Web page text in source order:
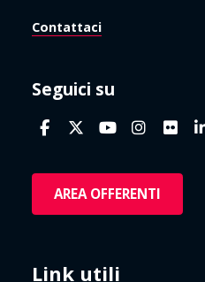
Contattaci
Seguici su
AREA OFFERENTI
Link utili